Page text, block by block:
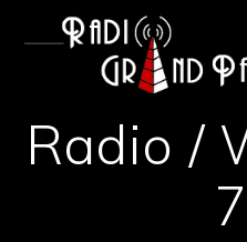
Radio /